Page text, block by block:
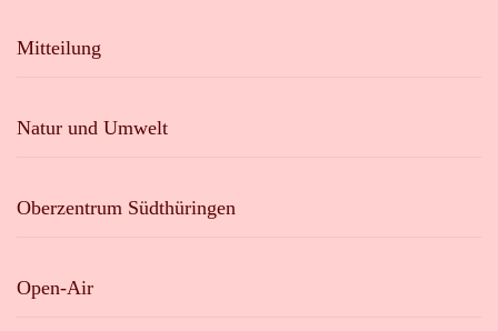
Mitteilung
Natur und Umwelt
Oberzentrum Südthüringen
Open-Air